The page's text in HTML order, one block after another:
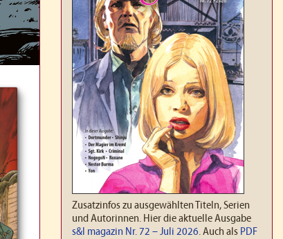
Zusatzinfos zu ausgewählten Titeln, Serien
und Autorinnen. Hier die aktuelle Ausgabe
s&l magazin Nr. 72 – Juli 2026. Auch als PDF